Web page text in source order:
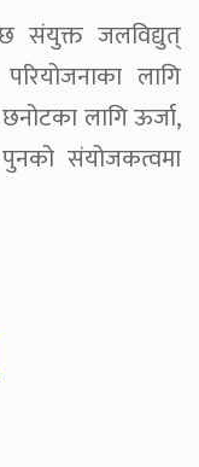
संयुक्त जलविद्युत्
लागि
लागि ऊर्जा,
पुनको संयोजकत्वमा